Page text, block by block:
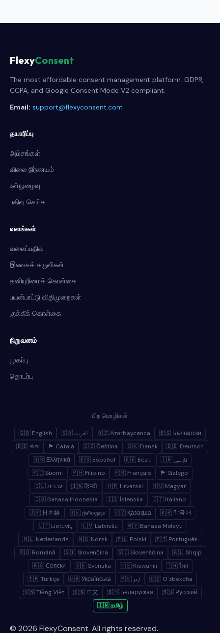
FlexyConsent
The most affordable consent management platform. GDPR,
CCPA, and Google Consent Mode V2 compliant.
Email: support@flexyconsent.com
தயாரிப்பு
அம்சங்கள்
விலை நிர்ணயம்
உள்நுழைவு
பதிவு செய்க
வளங்கள்
வலைப்பதிவு
இலவசக் கருவிகள்
தனியுரிமைக் கொள்கை
பயன்பாட்டு விதிமுறைகள்
குக்கீக் கொள்கை
நிறுவனம்
முகப்பு
தொடர்பு
பிற மொழிகள்
🇬🇧 English 🇸🇦 العربية 🇦🇿 Azərbaycanca
🇧🇬 Български
🇧🇩 বাংলা
🏴 Català 🇨🇿 Čeština 🇩🇰 Dansk
🇩🇪 Deutsch
🇬🇷 Ελληνικά
🇪🇸 Español 🇪🇪 Eesti
🇮🇷 فارسی
🇫🇮 Suomi
🇵🇭 Filipino 🇫🇷 Français
🏴 Galego
🇮🇱 עברית
🇮🇳 हिन्दी 🇭🇷 Hrvatski
🇭🇺 Magyar
🇮🇩 Bahasa Indonesia
🇮🇸 Íslenska
🇮🇹 Italiano
🇯🇵 日本語
🇬🇪 ქართული 🇰🇿 Қазақша
🇰🇷 한국어
🇱🇹 Lietuvių
🇱🇻 Latviešu
🇲🇾 Bahasa Melayu
🇳🇱 Nederlands
🇳🇴 Norsk 🇵🇱 Polski
🇵🇹 Português
🇷🇴 Română
🇸🇰 Slovenčina 🇸🇮 Slovenščina
🇦🇱 Shqip
🇷🇸 Српски
🇸🇪 Svenska 🇰🇪 Kiswahili
🇹🇭 ไทย
🇹🇷 Türkçe
🇺🇦 Українська 🇵🇰 اردو
🇺🇿 Oʻzbekcha
🇻🇳 Tiếng Việt
🇨🇳 中文 🇧🇾 Беларуская
🇷🇺 Русский
🇮🇳 தமிழ்
© 2026 FlexyConsent. All rights reserved.